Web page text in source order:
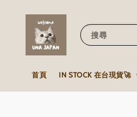
搜尋
首頁 IN STOCK 在台現貨🚀